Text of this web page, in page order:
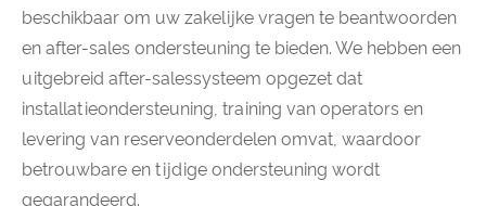
beschikbaar om uw zakelijke vragen te beantwoorden
en after-sales ondersteuning te bieden. We hebben een
uitgebreid after-salessysteem opgezet dat
installatieondersteuning, training van operators en
levering van reserveonderdelen omvat, waardoor
betrouwbare en tijdige ondersteuning wordt
gegarandeerd.